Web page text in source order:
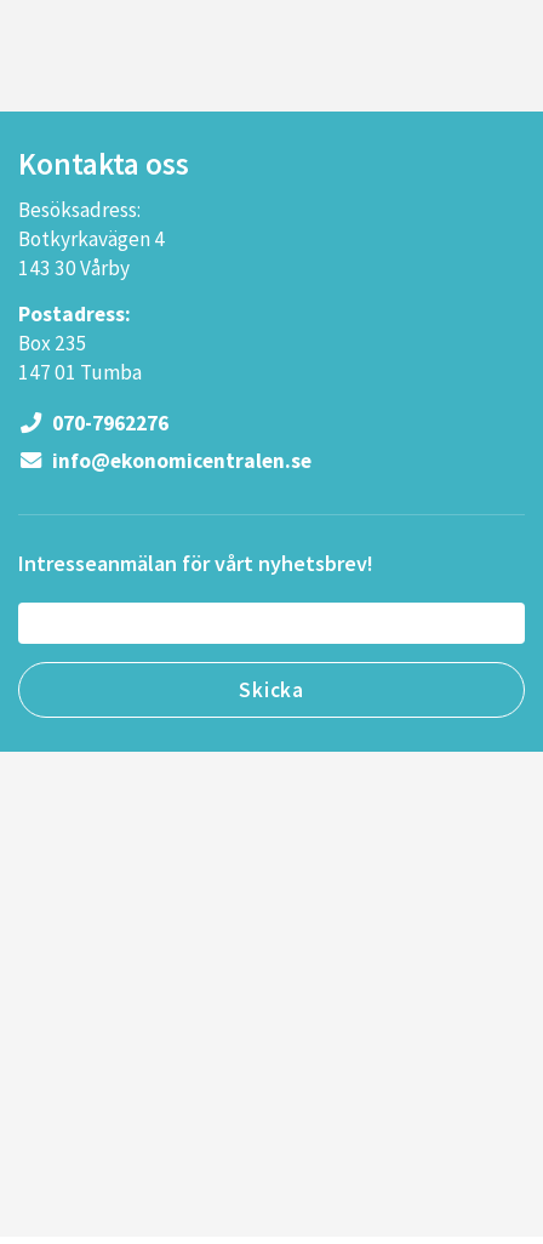
Kontakta oss
Besöksadress:
Botkyrkavägen 4
143 30 Vårby
Postadress:
Box 235
147 01 Tumba
070-7962276
info@ekonomicentralen.se
Intresseanmälan för vårt nyhetsbrev!